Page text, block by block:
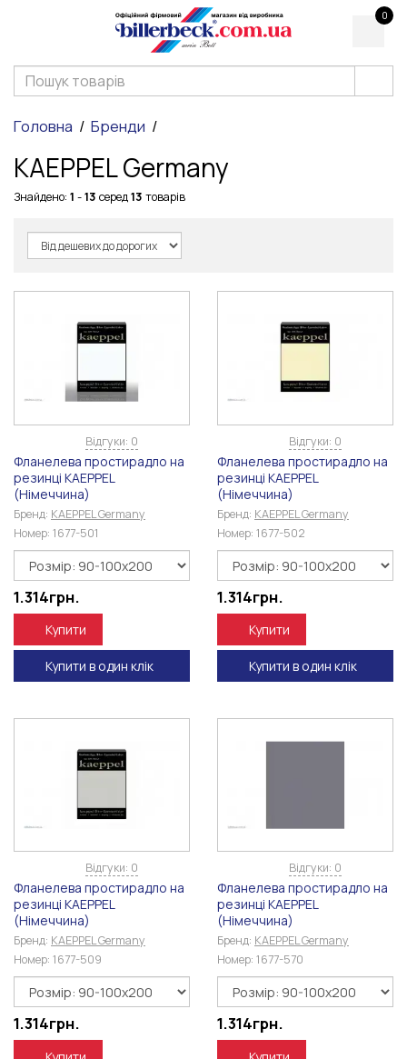
0
Головна Бренди
KAEPPEL Germany
Знайдено: 1 -13 серед13 товарів
Відгуки: 0
Фланелева простирадло на
резинці KAEPPEL
(Німеччина)
Бренд: KAEPPEL Germany
Номер: 1677-501
1.314грн.
Купити
Купити в один клік
Відгуки: 0
Фланелева простирадло на
резинці KAEPPEL
(Німеччина)
Бренд: KAEPPEL Germany
Номер: 1677-502
1.314грн.
Купити
Купити в один клік
Відгуки: 0
Фланелева простирадло на
резинці KAEPPEL
(Німеччина)
Бренд: KAEPPEL Germany
Номер: 1677-509
1.314грн.
Відгуки: 0
Фланелева простирадло на
резинці KAEPPEL
(Німеччина)
Бренд: KAEPPEL Germany
Номер: 1677-570
1.314грн.